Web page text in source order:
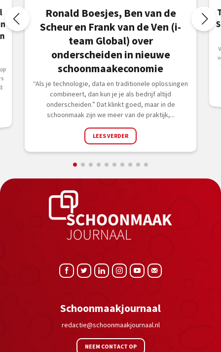
Ronald Boesjes, Ben van de
Scheur en Frank van de Ven (i-
team Global) over
onderscheiden in nieuwe
schoonmaakeconomie
“Als je technologie, data en traditionele oplossingen
combineert, dan kun je je als bedrijf altijd
onderscheiden.” Dat klinkt goed, maar in de
schoonmaak zijn we meer van de praktijk,...
LEES VERDER
Schoonmaakjournaal
redactie@schoonmaakjournaal.nl
NEEM CONTACT OP